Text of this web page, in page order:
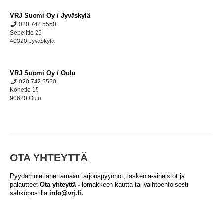
VRJ Suomi Oy / Jyväskylä
020 742 5550
Sepelitie 25
40320 Jyväskylä
VRJ Suomi Oy / Oulu
020 742 5550
Konetie 15
90620 Oulu
OTA YHTEYTTÄ
Pyydämme lähettämään tarjouspyynnöt, laskenta-aineistot ja
palautteet Ota yhteyttä - lomakkeen kautta tai vaihtoehtoisesti
sähköpostilla info@vrj.fi.